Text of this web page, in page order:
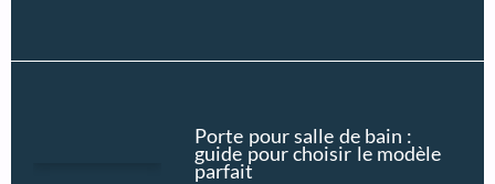
Porte pour salle de bain :
guide pour choisir le modèle
parfait